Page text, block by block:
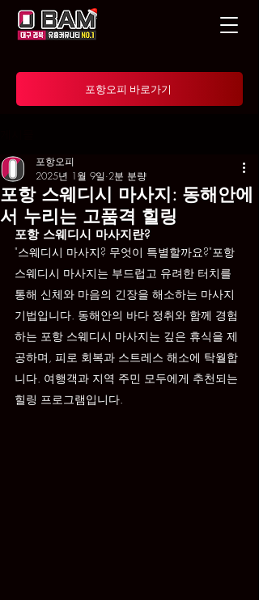
포항오피 바로가기
포항 스웨디시 마사지: 동해안에
서 누리는 고품격 힐링
포항오피
2025년 1월 9일 2분 분량
포항 스웨디시 마사지란?
"스웨디시 마사지? 무엇이 특별할까요?"포항
스웨디시 마사지는 부드럽고 유려한 터치를
통해 신체와 마음의 긴장을 해소하는 마사지
기법입니다. 동해안의 바다 정취와 함께 경험
하는 포항 스웨디시 마사지는 깊은 휴식을 제
공하며, 피로 회복과 스트레스 해소에 탁월합
니다. 여행객과 지역 주민 모두에게 추천되는
힐링 프로그램입니다.